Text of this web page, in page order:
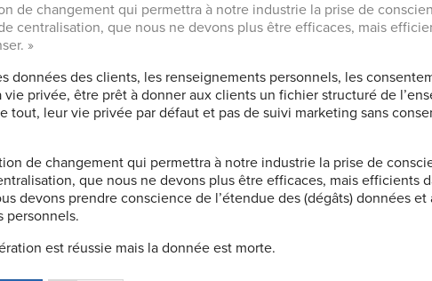
de changement qui permettra à notre industrie la prise de
centralisation, que nous ne devons plus être efficaces, mais
»
données des clients, les renseignements personnels, les
privée, être prêt à donner aux clients un fichier structuré de
tout, leur vie privée par défaut et pas de suivi marketing sans
de changement qui permettra à notre industrie la prise de
que nous ne devons plus être efficaces, mais efficients
devons prendre conscience de l’étendue des (dégâts) données
personnels.
est réussie mais la donnée est morte.